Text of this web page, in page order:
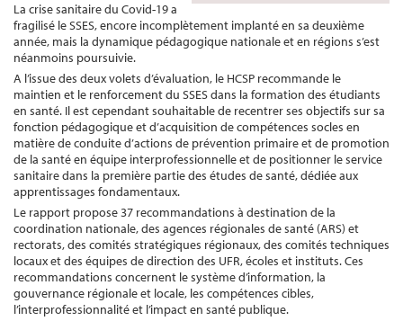
La crise sanitaire du Covid-19 a
fragilisé le SSES, encore incomplètement implanté en sa deuxième
année, mais la dynamique pédagogique nationale et en régions s’est
néanmoins poursuivie.
A l’issue des deux volets d’évaluation, le HCSP recommande le
maintien et le renforcement du SSES dans la formation des étudiants
en santé. Il est cependant souhaitable de recentrer ses objectifs sur sa
fonction pédagogique et d’acquisition de compétences socles en
matière de conduite d’actions de prévention primaire et de promotion
de la santé en équipe interprofessionnelle et de positionner le service
sanitaire dans la première partie des études de santé, dédiée aux
apprentissages fondamentaux.
Le rapport propose 37 recommandations à destination de la
coordination nationale, des agences régionales de santé (ARS) et
rectorats, des comités stratégiques régionaux, des comités techniques
locaux et des équipes de direction des UFR, écoles et instituts. Ces
recommandations concernent le système d’information, la
gouvernance régionale et locale, les compétences cibles,
l’interprofessionnalité et l’impact en santé publique.